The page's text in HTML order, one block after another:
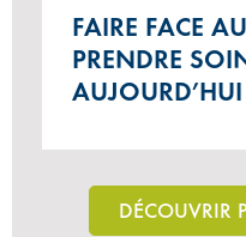
FAIRE FACE
PRENDRE
DÉCOUVRIR